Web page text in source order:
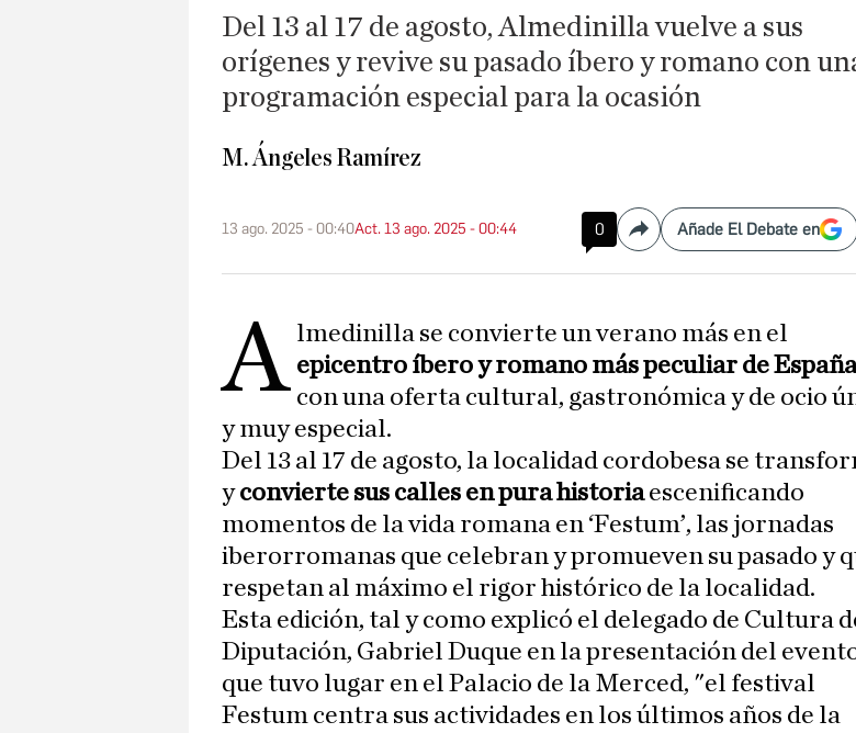
Del 13 al 17 de agosto, Almedinilla vuelve a sus
orígenes y revive su pasado íbero y romano con
programación especial para la ocasión
M. Ángeles Ramírez
13 ago. 2025 - 00:40Act. 13 ago. 2025 - 00:44 0 CompartirAñade El Debate en
A lmedinilla se convierte un verano más en el
epicentro íbero y romano más peculiar de
con una oferta cultural, gastronómica y de ocio
y muy especial.
Del 13 al 17 de agosto, la localidad cordobesa se
yconvierte sus calles en pura historiaescenificando
momentos de la vida romana en ‘Festum’, las jornadas
iberorromanas que celebran y promueven su pasado y
respetan al máximo el rigor histórico de la localidad.
Esta edición, tal y como explicó el delegado de Cultura
Diputación, Gabriel Duque en la presentación del
que tuvo lugar en el Palacio de la Merced, "el festival
Festum centra sus actividades en los últimos años de la